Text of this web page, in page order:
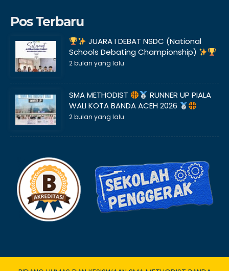
Pos Terbaru
JUARA I DEBAT NSDC (National
Schools Debating Championship)
2 bulan yang lalu
SMA METHODIST
RUNNER UP PIALA
WALI KOTA BANDA ACEH 2026
2 bulan yang lalu